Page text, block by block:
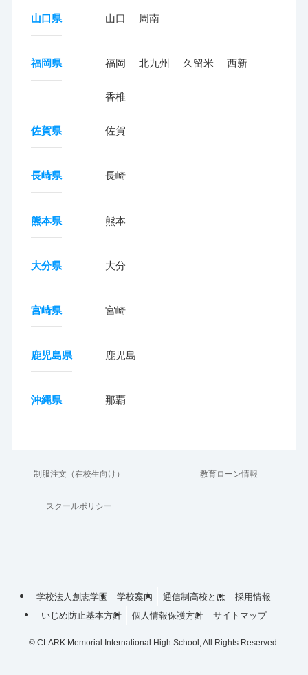
山口県 山口 周南
福岡県 福岡 北九州 久留米 西新
香椎
佐賀県 佐賀
長崎県 長崎
熊本県 熊本
大分県 大分
宮崎県 宮崎
鹿児島県 鹿児島
沖縄県 那覇
制服注文（在校生向け） 教育ローン情報
スクールポリシー
学校法人創志学園 学校案内 通信制高校とは
採用情報
いじめ防止基本方針
個人情報保護方針 サイトマップ
© CLARK Memorial International High School, All Rights Reserved.